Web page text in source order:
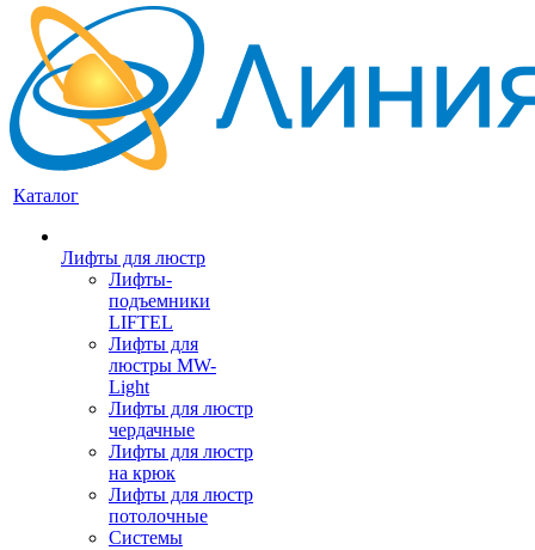
Каталог
Лифты для люстр
Лифты-
подъемники
LIFTEL
Лифты для
люстры MW-
Light
Лифты для люстр
чердачные
Лифты для люстр
на крюк
Лифты для люстр
потолочные
Системы